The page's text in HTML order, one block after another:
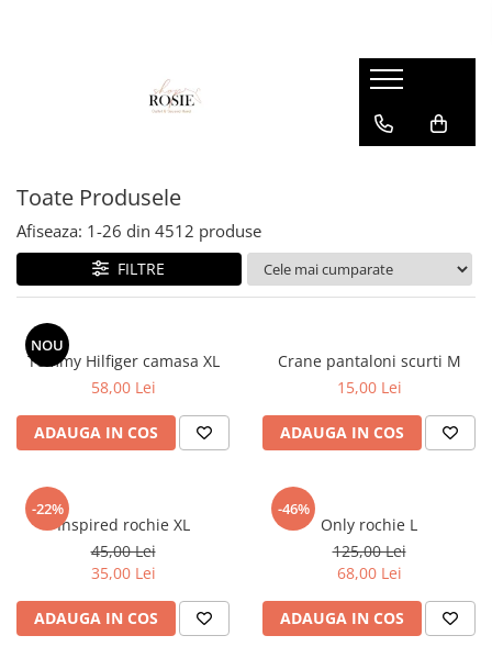
Femei
Genti
Blugi
Bluze/Topuri
Cardigane
Colanti
Fuste
Hanorace
Lenjerii si pijamale
Pantaloni
Copii
Bluze
Camasi
Geci
Hanorace
Pantaloni
Pantaloni scurti
Pulovere
sport
Tricouri si maiouri
Bluze
body
Camasi
Geci
Hanorace
Incaltaminte
Pantaloni scurti
Rochii&Fuste/Sacouri
Salopete
veste
Toate Produsele
Afiseaza: 1-26 din 4512 produse
FILTRE
NOU
Tommy Hilfiger camasa XL
58,00 Lei
ADAUGA IN COS
Crane pantaloni scurti M
15,00 Lei
ADAUGA IN COS
-22%
Inspired rochie XL
45,00 Lei
35,00 Lei
ADAUGA IN COS
-46%
Only rochie L
125,00 Lei
68,00 Lei
ADAUGA IN COS